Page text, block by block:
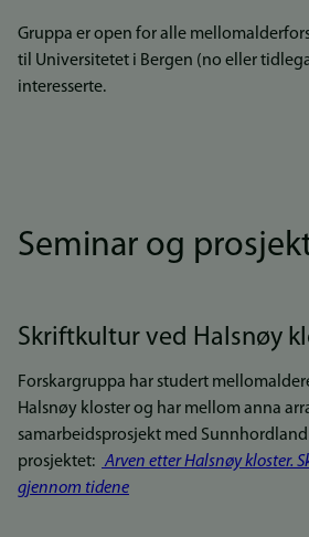
Gruppa er open for alle
til Universitetet i Bergen (no eller
interesserte.
Seminar og
Skriftkultur ved Halsnøy
Forskargruppa har studert
Halsnøy kloster og har mellom anna
samarbeidsprosjekt med
prosjektet: Arven etter Halsnøy kloster.
gjennom tidene